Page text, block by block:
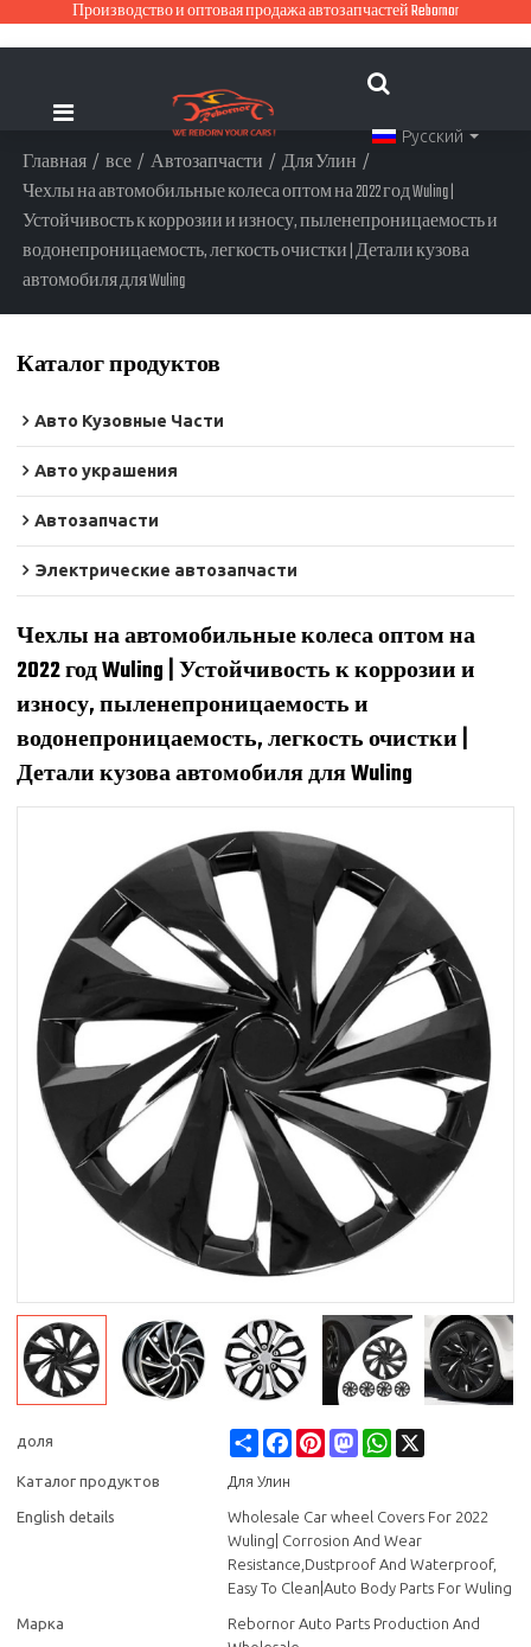
Производство и оптовая продажа автозапчастей Rebornor
Русский
Главная / все / Автозапчасти / Для Улин /
Чехлы на автомобильные колеса оптом на 2022 год Wuling |
Устойчивость к коррозии и износу, пыленепроницаемость и
водонепроницаемость, легкость очистки | Детали кузова
автомобиля для Wuling
Каталог продуктов
Авто Кузовные Части
Авто украшения
Автозапчасти
Электрические автозапчасти
Чехлы на автомобильные колеса оптом на
2022 год Wuling | Устойчивость к коррозии и
износу, пыленепроницаемость и
водонепроницаемость, легкость очистки |
Детали кузова автомобиля для Wuling
доля Share FacebookPinterestMastodonWhatsApp
Каталог продуктов Для Улин
English details
Wholesale Car wheel Covers For 2022
Wuling| Corrosion And Wear
Resistance,Dustproof And Waterproof,
Easy To Clean|Auto Body Parts For Wuling
Марка
Rebornor Auto Parts Production And